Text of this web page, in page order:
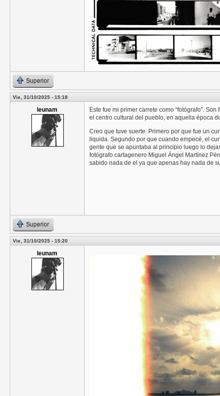
Superior
Vie, 31/10/2025 - 15:18
leunam
Este fue mi primer carrete como “fotógrafo”.
el centro cultural del pueblo, en aquella época
Creo que tuve suerte. Primero por que fue un
liquida. Segundo por que cuando empecé, el
gente que se apuntaba al principio luego lo
fotógrafo cartagenero Miguel Ángel Martínez
sabido nada de el ya que apenas hay nada de
Superior
Vie, 31/10/2025 - 15:20
leunam